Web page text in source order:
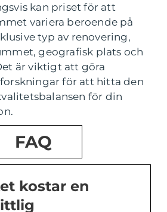
kan priset för att
variera beroende på
typ av renovering,
geografisk plats och
är viktigt att göra
för att hitta den
för din
FAQ
kostar en